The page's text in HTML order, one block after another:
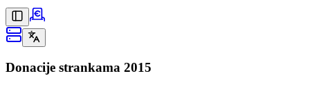
Donacije strankama 2015